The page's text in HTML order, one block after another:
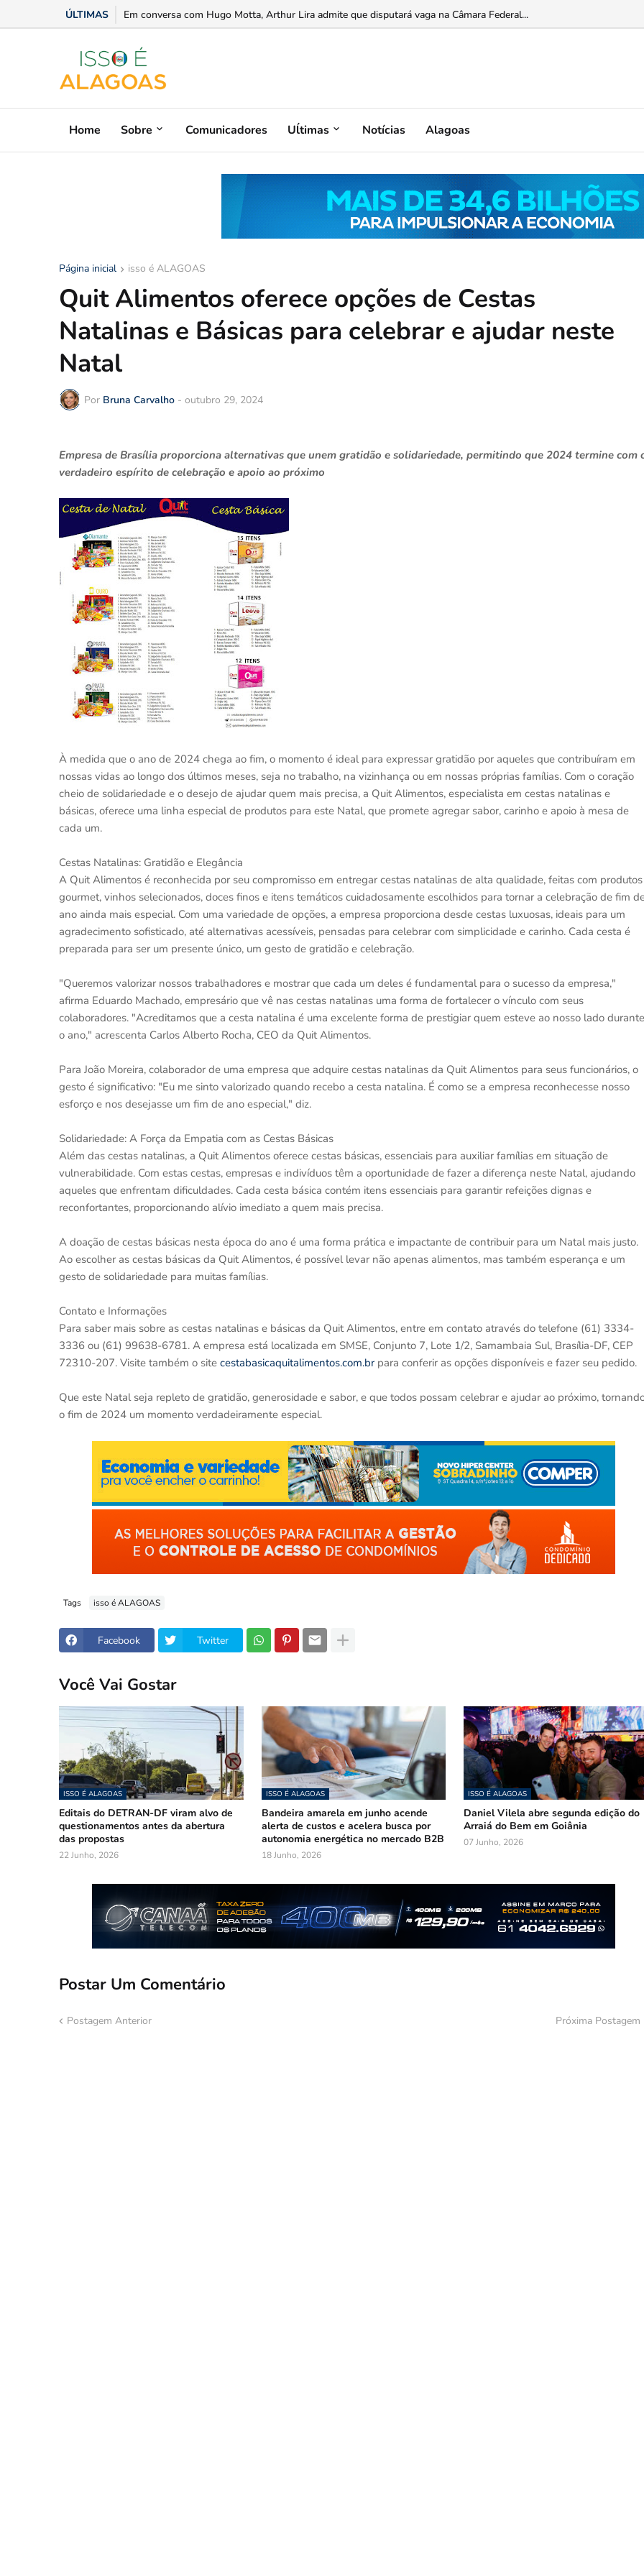
ÚLTIMAS Justiça de Alagoas deverá obrigar IPREV a entregar dados de consultoria ligada a JHC e ao Banco Master...
Home Sobre Comunicadores Uĺtimas Notícias Alagoas
Página inicial isso é ALAGOAS
Quit Alimentos oferece opções de Cestas
Natalinas e Básicas para celebrar e ajudar neste
Natal
Por Bruna Carvalho - outubro 29, 2024
Empresa de Brasília proporciona alternativas que unem gratidão e solidariedade, permitindo que 2024 termine com
verdadeiro espírito de celebração e apoio ao próximo
À medida que o ano de 2024 chega ao fim, o momento é ideal para expressar gratidão por aqueles que contribuíram em
nossas vidas ao longo dos últimos meses, seja no trabalho, na vizinhança ou em nossas próprias famílias. Com o coração
cheio de solidariedade e o desejo de ajudar quem mais precisa, a Quit Alimentos, especialista em cestas natalinas e
básicas, oferece uma linha especial de produtos para este Natal, que promete agregar sabor, carinho e apoio à mesa de
cada um.
Cestas Natalinas: Gratidão e Elegância
A Quit Alimentos é reconhecida por seu compromisso em entregar cestas natalinas de alta qualidade, feitas com produtos
gourmet, vinhos selecionados, doces finos e itens temáticos cuidadosamente escolhidos para tornar a celebração de fim
ano ainda mais especial. Com uma variedade de opções, a empresa proporciona desde cestas luxuosas, ideais para um
agradecimento sofisticado, até alternativas acessíveis, pensadas para celebrar com simplicidade e carinho. Cada cesta é
preparada para ser um presente único, um gesto de gratidão e celebração.
"Queremos valorizar nossos trabalhadores e mostrar que cada um deles é fundamental para o sucesso da empresa,"
afirma Eduardo Machado, empresário que vê nas cestas natalinas uma forma de fortalecer o vínculo com seus
colaboradores. "Acreditamos que a cesta natalina é uma excelente forma de prestigiar quem esteve ao nosso lado durante
o ano," acrescenta Carlos Alberto Rocha, CEO da Quit Alimentos.
Para João Moreira, colaborador de uma empresa que adquire cestas natalinas da Quit Alimentos para seus funcionários, o
gesto é significativo: "Eu me sinto valorizado quando recebo a cesta natalina. É como se a empresa reconhecesse nosso
esforço e nos desejasse um fim de ano especial," diz.
Solidariedade: A Força da Empatia com as Cestas Básicas
Além das cestas natalinas, a Quit Alimentos oferece cestas básicas, essenciais para auxiliar famílias em situação de
vulnerabilidade. Com estas cestas, empresas e indivíduos têm a oportunidade de fazer a diferença neste Natal, ajudando
aqueles que enfrentam dificuldades. Cada cesta básica contém itens essenciais para garantir refeições dignas e
reconfortantes, proporcionando alívio imediato a quem mais precisa.
A doação de cestas básicas nesta época do ano é uma forma prática e impactante de contribuir para um Natal mais justo.
Ao escolher as cestas básicas da Quit Alimentos, é possível levar não apenas alimentos, mas também esperança e um
gesto de solidariedade para muitas famílias.
Contato e Informações
Para saber mais sobre as cestas natalinas e básicas da Quit Alimentos, entre em contato através do telefone (61) 3334-
3336 ou (61) 99638-6781. A empresa está localizada em SMSE, Conjunto 7, Lote 1/2, Samambaia Sul, Brasília-DF, CEP
72310-207. Visite também o site cestabasicaquitalimentos.com.brpara conferir as opções disponíveis e fazer seu pedido.
Que este Natal seja repleto de gratidão, generosidade e sabor, e que todos possam celebrar e ajudar ao próximo,
o fim de 2024 um momento verdadeiramente especial.
Tags isso é ALAGOAS
Facebook Twitter
Você Vai Gostar
ISSO É ALAGOAS
Editais do DETRAN-DF viram alvo de
questionamentos antes da abertura
das propostas
22 Junho, 2026
ISSO É ALAGOAS
Bandeira amarela em junho acende
alerta de custos e acelera busca por
autonomia energética no mercado B2B
18 Junho, 2026
ISSO É ALAGOAS
Daniel Vilela abre segunda edição do
Arraiá do Bem em Goiânia
07 Junho, 2026
Postar Um Comentário
Postagem Anterior Próxima Postagem